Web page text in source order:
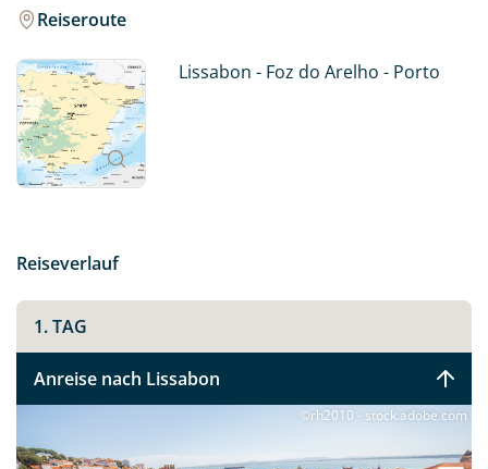
der pulsierende Lifestyle der Hauptstadt machen sie zu
Genießen Sie endlose Strände, unberührte Buchten
und wunderschöne Küstenlandschaften entlang des
Atlantiks bevor Sie nach Porto weiterfahren. Machen
Sie sich auf den Weg und spüren Sie selbst, was es
bedeutet – Saudade, die Emotionen von Portugal zu
Reiseroute
Lissabon - Foz do Arelho - Porto
Reiseverlauf
1. TAG
Anreise nach Lissabon
©rh2010 - stock.adobe.com